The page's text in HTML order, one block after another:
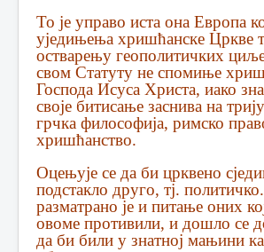
То је управо иста она Европа
уједињења хришћанске Цркве
остварењу геополитичких
свом Статуту не спомиње
Господа Исуса Христа, иако
своје битисање заснива на
грчка философија, римско
хришћанство.
Оцењује се да би црквено
подстакло друго, тј.
разматрано је и питање оних
овоме противили, и дошло се
да би били у знатној мањини